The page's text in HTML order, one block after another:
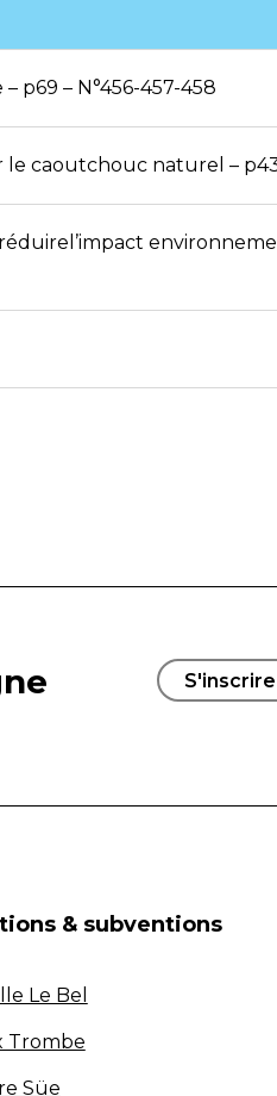
p69 – N°456-457-458
caoutchouc naturel – p43
S'inscrire
& subventions
Le Bel
Trombe
Süe